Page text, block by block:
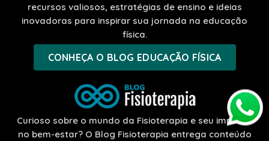
recursos valiosos, estratégias de ensino e ideias
inovadoras para inspirar sua jornada na educação
física.
CONHEÇA O BLOG EDUCAÇÃO FÍSICA
Curioso sobre o mundo da Fisioterapia e seu impacto
no bem-estar? O Blog Fisioterapia entrega conteúdo